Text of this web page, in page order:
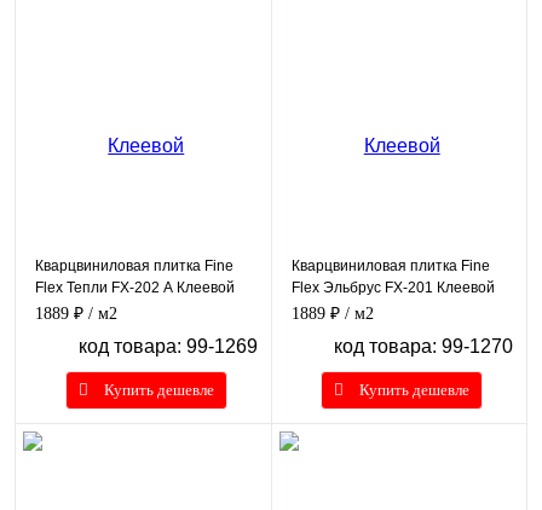
Кварцвиниловая плитка Fine
Flex Тепли FX-202 А Клеевой
1889 ₽ / м2
код товара: 99-1269
Купить дешевле
Кварцвиниловая плитка Fine
Flex Эльбрус FX-201 Клеевой
1889 ₽ / м2
код товара: 99-1270
Купить дешевле